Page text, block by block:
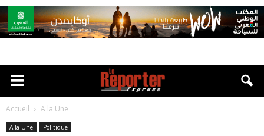
Accueil A la Une
A la Une Politique